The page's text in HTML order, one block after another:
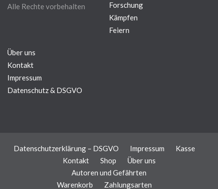
Alle Rechte vorbehalten
Forschung
Kämpfen
Feiern
Über uns
Kontakt
Impressum
Datenschutz & DSGVO
Datenschutzerklärung – DSGVO Impressum
Kasse
Kontakt
Shop
Über uns
Autoren und Gefährten
Warenkorb
Zahlungsarten